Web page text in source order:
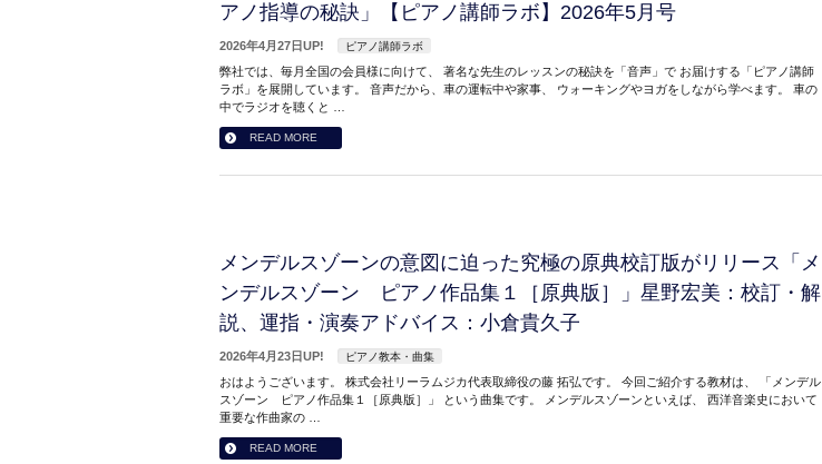
アノ指導の秘訣」【ピアノ講師ラボ】2026年5月号
2026年4月27日UP! ピアノ講師ラボ
弊社では、毎月全国の会員様に向けて、 著名な先生のレッスンの秘訣を「音声」で お届けする「ピアノ講師
ラボ」を展開しています。 音声だから、車の運転中や家事、 ウォーキングやヨガをしながら学べます。 車の
中でラジオを聴くと …
READ MORE
メンデルスゾーンの意図に迫った究極の原典校訂版がリリース「メ
ンデルスゾーン ピアノ作品集１［原典版］」星野宏美：校訂・解
説、運指・演奏アドバイス：小倉貴久子
2026年4月23日UP! ピアノ教本・曲集
おはようございます。 株式会社リーラムジカ代表取締役の藤 拓弘です。 今回ご紹介する教材は、 「メンデル
スゾーン ピアノ作品集１［原典版］」 という曲集です。 メンデルスゾーンといえば、 西洋音楽史において
重要な作曲家の …
READ MORE